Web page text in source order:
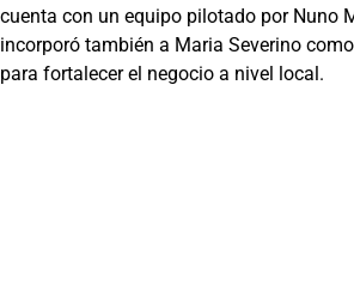
cuenta con un equipo pilotado por Nuno
incorporó también a Maria Severino
para fortalecer el negocio a nivel local.